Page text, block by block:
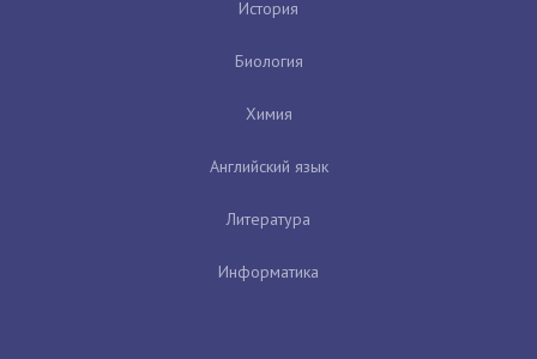
История
Биология
Химия
Английский язык
Литература
Информатика